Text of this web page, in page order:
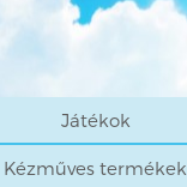
Játékok
Kézműves termékek